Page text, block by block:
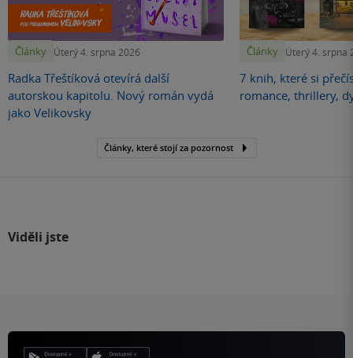
Články Úterý 4. srpna 2026
Radka Třeštíková otevírá další
autorskou kapitolu. Nový román vydá
jako Velikovsky
Články Úterý 4. srpna
7 knih, které si
romance, thrillery,
Články, které stojí za pozornost
Viděli jste